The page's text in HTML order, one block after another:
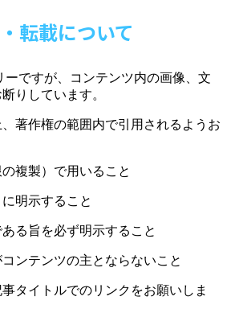
転載について
ーですが、コンテンツ内の画像、文
りしています。
著作権の範囲内で引用されるようお
複製）で用いること
明示すること
る旨を必ず明示すること
ンテンツの主とならないこと
タイトルでのリンクをお願いしま